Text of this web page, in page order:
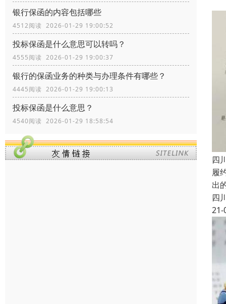
银行保函的内容包括哪些
4512阅读 2026-01-29 19:00:52
投标保函是什么意思可以转吗？
4555阅读 2026-01-29 19:00:37
银行的保函业务的种类与办理条件有哪些？
4445阅读 2026-01-29 19:00:13
投标保函是什么意思？
4540阅读 2026-01-29 18:58:54
四
履
出
四
21-